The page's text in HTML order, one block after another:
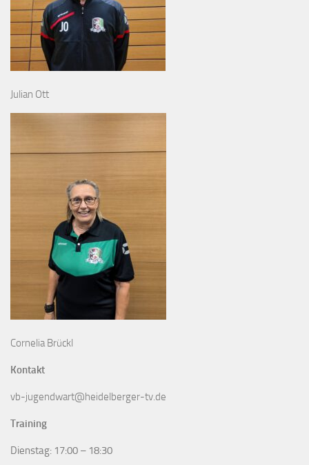
Julian Ott
Cornelia Brückl
Kontakt
vb-jugendwart@heidelberger-tv.de
Training
Dienstag: 17:00 – 18:30